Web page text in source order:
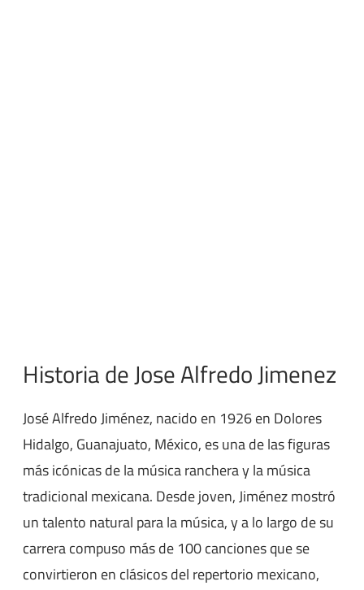
Historia de Jose Alfredo Jimenez
José Alfredo Jiménez, nacido en 1926 en Dolores
Hidalgo, Guanajuato, México, es una de las figuras
más icónicas de la música ranchera y la música
tradicional mexicana. Desde joven, Jiménez mostró
un talento natural para la música, y a lo largo de su
carrera compuso más de 100 canciones que se
convirtieron en clásicos del repertorio mexicano,